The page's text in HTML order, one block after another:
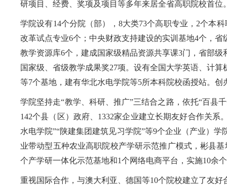
研项目、经费、奖项及项目等多年来居全省高职院校首位
学院设有14个分院（部），8大类73个高职专业，2个本
改革试点专业6个；中央财政支持建设的实训基地4个，
教学资源库6个，建成国家级精品资源共享课3门，省部
国家级、省级教学成果奖27项。设有全国大学英语、计
等7个基地，建有华北水电学院等5所本科院校函授站。
学院坚持走“教学、科研、推广”三结合之路，依托“百县
142个县（区）政府、1332家企业建立长期友好合作关
水电学院”“陕建集团建筑见习学院”等9个企业（产业）
业带动型五种农业高职院校产学研示范推广模式，彬县
个产学研一体化示范基地和1个网络电商平台，实施10余
重视国际合作，与澳大利亚、德国等10个院校建立了友